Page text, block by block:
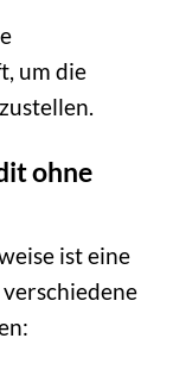
um die
ohne
ist eine